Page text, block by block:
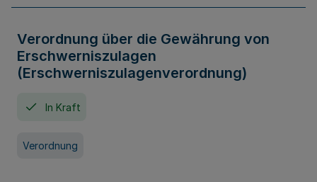
Verordnung über die Gewährung von
Erschwerniszulagen
(Erschwerniszulagenverordnung)
In Kraft
Verordnung